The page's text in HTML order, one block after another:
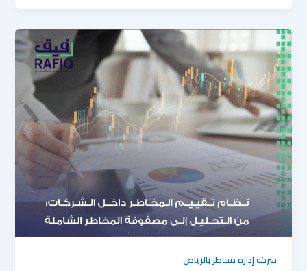
شركة إدارة مخاطر بالرياض
10
ممارسات
تساعدك
على
بناء
منظومة
مخاطر
قوية
ومتوافقة
مع
الحوكمة